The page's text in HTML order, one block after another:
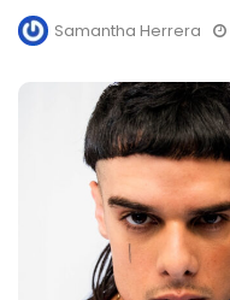
Samantha Herrera